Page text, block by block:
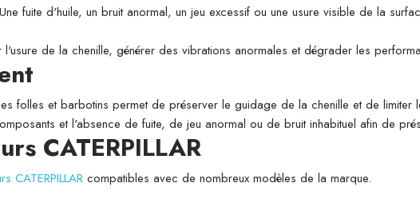
fuite d'huile, un bruit anormal, un jeu excessif ou une usure visible de la
de la chenille, générer des vibrations anormales et dégrader les
folles et barbotins permet de préserver le guidage de la chenille et de limiter
et l'absence de fuite, de jeu anormal ou de bruit inhabituel afin de
CATERPILLAR
CATERPILLAR compatibles avec de nombreux modèles de la marque.